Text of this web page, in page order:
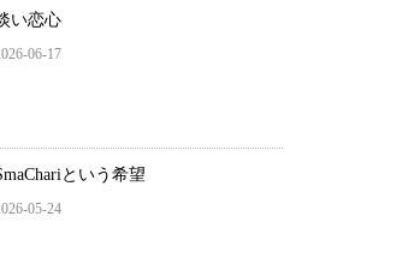
い恋心
06-17
という希望
05-24